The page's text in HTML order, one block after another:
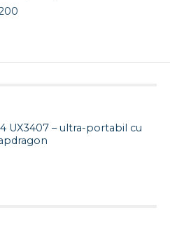
UX3407 – ultra-portabil cu